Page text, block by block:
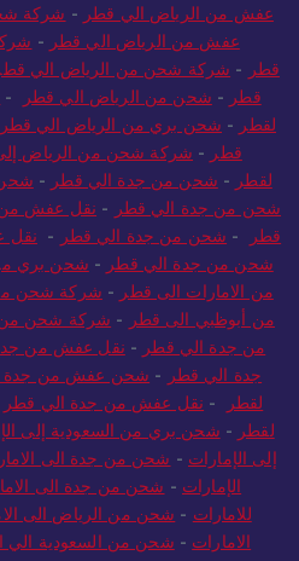
عفش من الرياض الي قطر - شركة
عفش من الرياض الي قطر -
قطر - شركة شحن من الرياض الي
قطر - شحن من الرياض الي قطر -
لقطر - شحن بري من الرياض الي قطر
قطر - شركة شحن من الرياض
لقطر - شحن من جدة الي قطر -
شحن من جدة الي قطر - نقل عفش من
قطر
- شحن من جدة الي قطر - نقل
شحن من جدة الي قطر - شحن بري
من الامارات الى قطر - شركة شحن
من أبوظبي الى قطر - شركة شحن من
من جدة الي قطر - نقل عفش من
جدة الي قطر - شحن عفش من جدة
لقطر
- نقل عفش من جدة الي قطر
لقطر - شحن بري من السعودية إلى
إلى الإمارات - شحن من جدة الى
الإمارات - شحن من جدة الى
للامارات - شحن من الرياض الى
الامارات - شحن من السعودية الي